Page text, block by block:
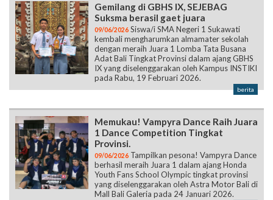
Gemilang di GBHS IX, SEJEBAG
Suksma berasil gaet juara
09/06/2026 Siswa/i SMA Negeri 1 Sukawati
kembali mengharumkan almamater sekolah
dengan meraih Juara 1 Lomba Tata Busana
Adat Bali Tingkat Provinsi dalam ajang GBHS
IX yang diselenggarakan oleh Kampus INSTIKI
pada Rabu, 19 Februari 2026.
berita
Memukau! Vampyra Dance Raih Juara
1 Dance Competition Tingkat
Provinsi.
09/06/2026 Tampilkan pesona! Vampyra Dance
berhasil meraih Juara 1 dalam ajang Honda
Youth Fans School Olympic tingkat provinsi
yang diselenggarakan oleh Astra Motor Bali di
Mall Bali Galeria pada 24 Januari 2026.